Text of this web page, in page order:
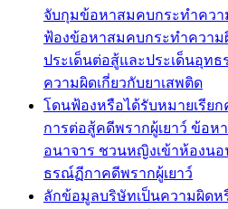
จับกุมข้อหาสมคบกระทำควา
ฟ้องข้อหาสมคบกระทำความ
ประเด็นต่อสู้และประเด็นอุท
ความผิดเกี่ยวกับยาเสพติด
โดนฟ้องหรือได้รับหมายเรียก
การต่อสู้คดีพรากผู้เยาว์ ข้อห
อนาจาร ชวนหญิงเข้าห้องน
ธรณ์ฏีกาคดีพรากผู้เยาว์
ลักข้อมูลบริษัทเป็นความผิด